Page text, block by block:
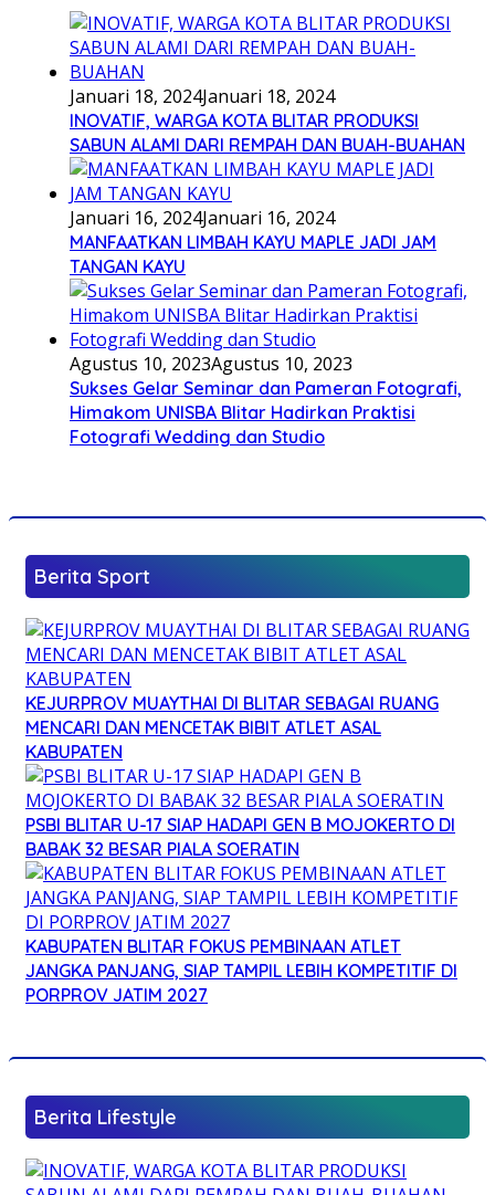
Januari 18, 2024Januari 18, 2024
INOVATIF, WARGA KOTA BLITAR PRODUKSI
SABUN ALAMI DARI REMPAH DAN BUAH-BUAHAN
Januari 16, 2024Januari 16, 2024
MANFAATKAN LIMBAH KAYU MAPLE JADI JAM
TANGAN KAYU
Agustus 10, 2023Agustus 10, 2023
Sukses Gelar Seminar dan Pameran Fotografi,
Himakom UNISBA Blitar Hadirkan Praktisi
Fotografi Wedding dan Studio
Berita Sport
KEJURPROV MUAYTHAI DI BLITAR SEBAGAI RUANG
MENCARI DAN MENCETAK BIBIT ATLET ASAL
KABUPATEN
PSBI BLITAR U-17 SIAP HADAPI GEN B MOJOKERTO DI
BABAK 32 BESAR PIALA SOERATIN
KABUPATEN BLITAR FOKUS PEMBINAAN ATLET
JANGKA PANJANG, SIAP TAMPIL LEBIH KOMPETITIF DI
PORPROV JATIM 2027
Berita Lifestyle